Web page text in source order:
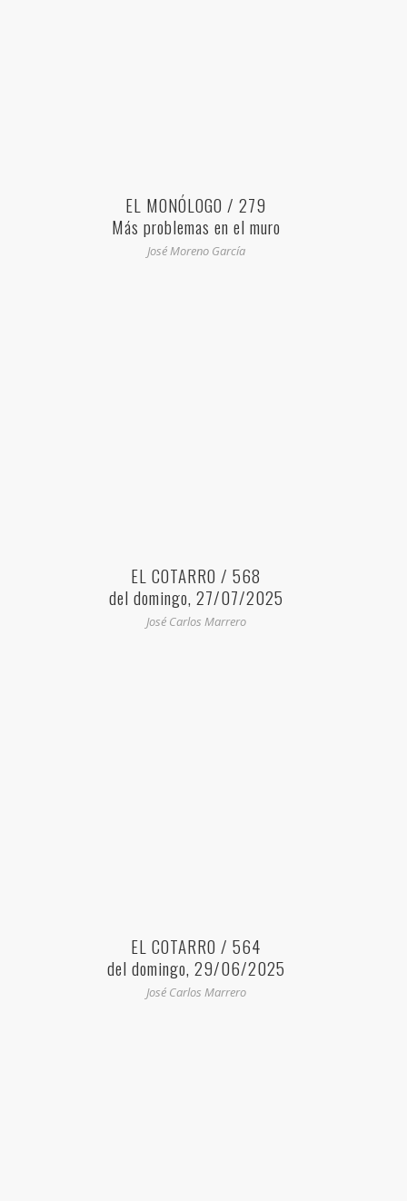
EL MONÓLOGO / 279
Más problemas en el muro
José Moreno García
EL COTARRO / 568
del domingo, 27/07/2025
José Carlos Marrero
EL COTARRO / 564
del domingo, 29/06/2025
José Carlos Marrero